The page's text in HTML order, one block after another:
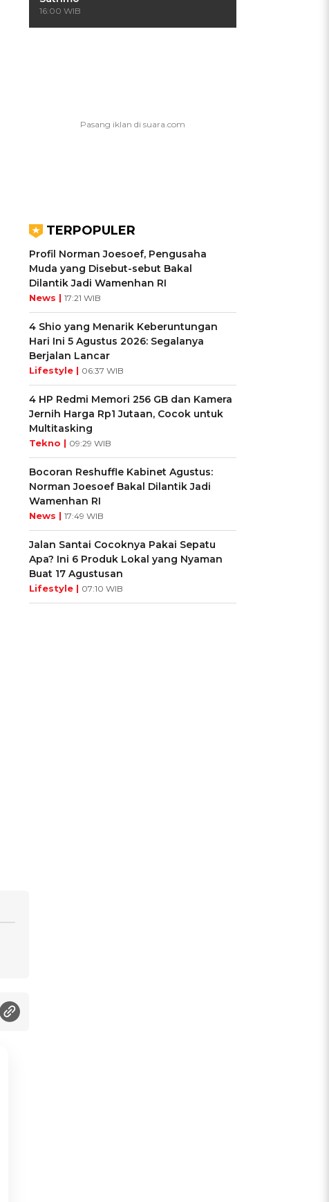
16:00 WIB
TERPOPULER
Profil Norman Joesoef, Pengusaha
Muda yang Disebut-sebut Bakal
Dilantik Jadi Wamenhan RI
News | 17:21 WIB
4 Shio yang Menarik Keberuntungan
Hari Ini 5 Agustus 2026: Segalanya
Berjalan Lancar
Lifestyle | 06:37 WIB
4 HP Redmi Memori 256 GB dan Kamera
Jernih Harga Rp1 Jutaan, Cocok untuk
Multitasking
Tekno | 09:29 WIB
Bocoran Reshuffle Kabinet Agustus:
Norman Joesoef Bakal Dilantik Jadi
Wamenhan RI
News | 17:49 WIB
Jalan Santai Cocoknya Pakai Sepatu
Apa? Ini 6 Produk Lokal yang Nyaman
Buat 17 Agustusan
Lifestyle | 07:10 WIB